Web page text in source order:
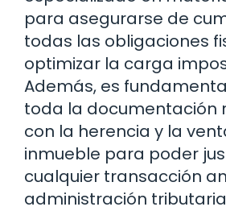
para asegurarse de
todas las obligaciones
optimizar la carga
Además, es
toda la documentación
con la herencia y la
inmueble para poder
cualquier transacción
administración